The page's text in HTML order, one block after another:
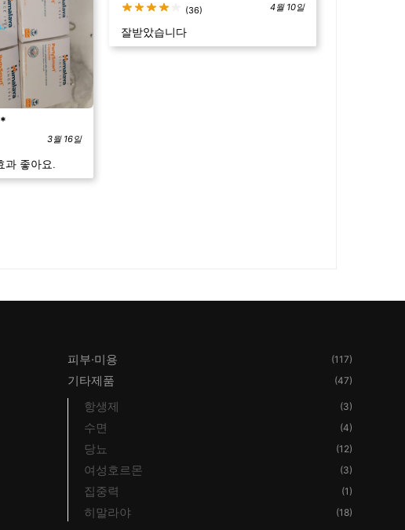
(36) 4월 10일
잘받았습니다
3월 16일
과 좋아요.
피부·미용 (117)
기타제품 (47)
항생제 (3)
수면 (4)
당뇨 (12)
여성호르몬 (3)
집중력 (1)
히말라야 (18)